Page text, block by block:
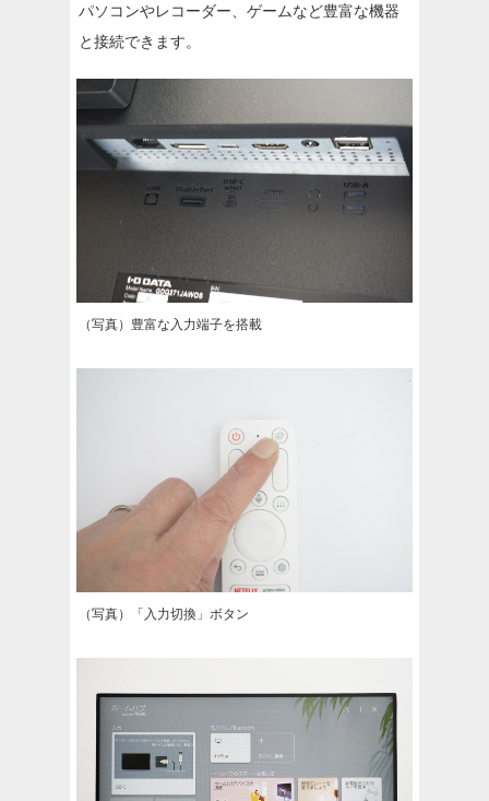
パソコンやレコーダー、ゲームなど豊富な機器
と接続できます。
（写真）豊富な入力端子を搭載
（写真）「入力切換」ボタン